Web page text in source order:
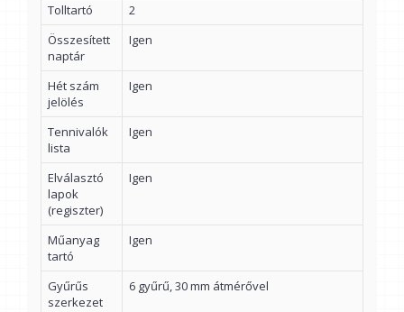
Tolltartó
2
Összesített
naptár
Igen
Hét szám
jelölés
Igen
Tennivalók
lista
Igen
Elválasztó
lapok
(regiszter)
Igen
Műanyag
tartó
Igen
Gyűrűs
szerkezet
6 gyűrű, 30 mm átmérővel